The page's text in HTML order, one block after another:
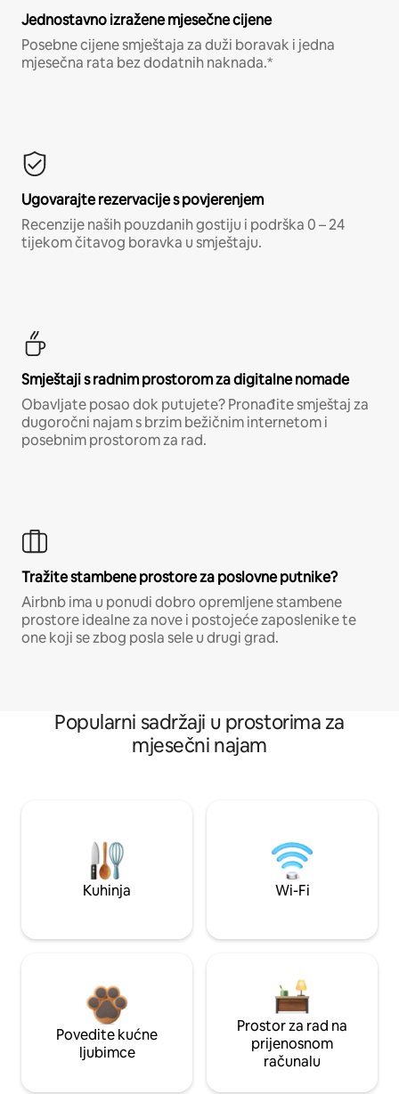
Jednostavno izražene mjesečne cijene
Posebne cijene smještaja za duži boravak i jedna
mjesečna rata bez dodatnih naknada.*
Ugovarajte rezervacije s povjerenjem
Recenzije naših pouzdanih gostiju i podrška 0 – 24
tijekom čitavog boravka u smještaju.
Smještaji s radnim prostorom za digitalne nomade
Obavljate posao dok putujete? Pronađite smještaj za
dugoročni najam s brzim bežičnim internetom i
posebnim prostorom za rad.
Tražite stambene prostore za poslovne putnike?
Airbnb ima u ponudi dobro opremljene stambene
prostore idealne za nove i postojeće zaposlenike te
one koji se zbog posla sele u drugi grad.
Popularni sadržaji u prostorima za
mjesečni najam
Kuhinja Wi-Fi
Povedite kućne
ljubimce
Prostor za rad na
prijenosnom
računalu